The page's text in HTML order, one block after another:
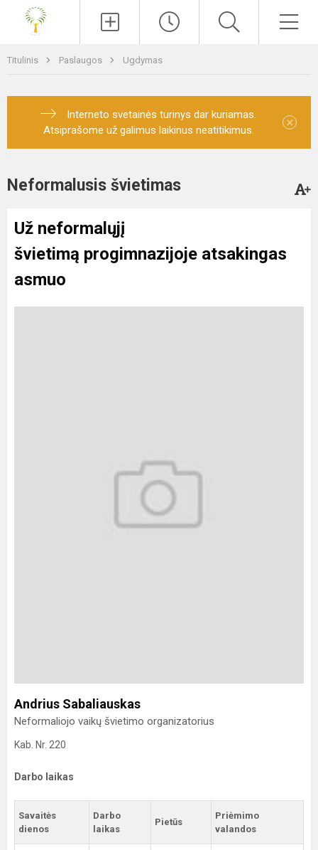
Titulinis Paslaugos Ugdymas
Interneto svetainės turinys dar kuriamas.
Atsiprašome už galimus laikinus neatitikimus.
×
Neformalusis švietimas
Už neformalųjį
švietimą progimnazijoje atsakingas
asmuo
Andrius Sabaliauskas
Neformaliojo vaikų švietimo organizatorius
Kab. Nr. 220
Darbo laikas
Savaitės
dienos
Darbo
laikas
Pietūs
Priėmimo
valandos